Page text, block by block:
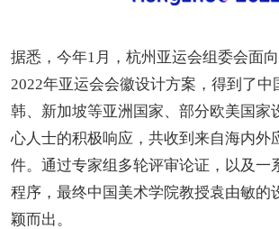
据悉，今年1月，杭州亚运会组委会面
2022年亚运会会徽设计方案，得到了中
韩、新加坡等亚洲国家、部分欧美国家
心人士的积极响应，共收到来自海内外
件。通过专家组多轮评审论证，以及一
程序，最终中国美术学院教授袁由敏的
颖而出。